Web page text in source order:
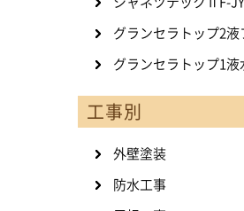
グランセラトップ2液
グランセラトップ1液
工事別
外壁塗装
防水工事